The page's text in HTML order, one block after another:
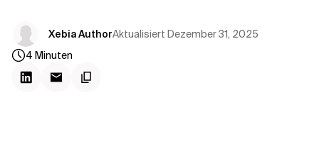
Xebia AuthorAktualisiert Dezember 31, 2025
4 Minuten